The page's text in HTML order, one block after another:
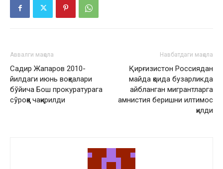
Аввалги мақола
Садир Жапаров 2010-
йилдаги июнь воқеалари
бўйича Бош прокуратурага
сўроққа чақирилди
Навбатдаги мақола
Қирғизистон Россиядан
майда қоида бузарликда
айбланган мигрантларга
амнистия беришни илтимос
қилди